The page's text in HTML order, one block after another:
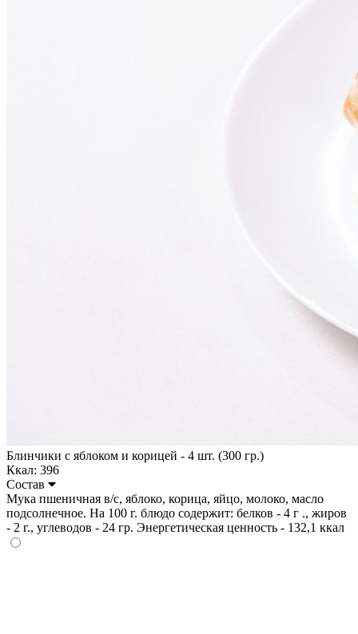
Блинчики с яблоком и корицей - 4 шт. (300 гр.)
Ккал: 396
Состав
Мука пшеничная в/с, яблоко, корица, яйцо, молоко, масло
подсолнечное. На 100 г. блюдо содержит: белков - 4 г ., жиров
- 2 г., углеводов - 24 гр. Энергетическая ценность - 132,1 ккал